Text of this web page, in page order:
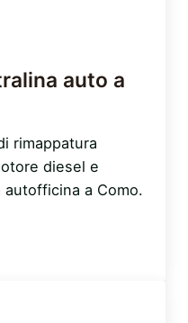
auto a
rimappatura
diesel e
a Como.
auto a Como